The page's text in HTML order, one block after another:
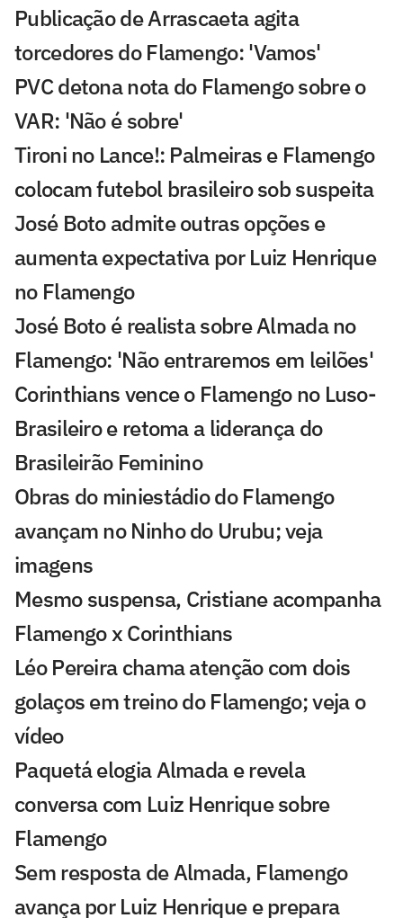
Publicação de Arrascaeta agita
torcedores do Flamengo: 'Vamos'
PVC detona nota do Flamengo sobre o
VAR: 'Não é sobre'
Tironi no Lance!: Palmeiras e Flamengo
colocam futebol brasileiro sob suspeita
José Boto admite outras opções e
aumenta expectativa por Luiz Henrique
no Flamengo
José Boto é realista sobre Almada no
Flamengo: 'Não entraremos em leilões'
Corinthians vence o Flamengo no Luso-
Brasileiro e retoma a liderança do
Brasileirão Feminino
Obras do miniestádio do Flamengo
avançam no Ninho do Urubu; veja
imagens
Mesmo suspensa, Cristiane acompanha
Flamengo x Corinthians
Léo Pereira chama atenção com dois
golaços em treino do Flamengo; veja o
vídeo
Paquetá elogia Almada e revela
conversa com Luiz Henrique sobre
Flamengo
Sem resposta de Almada, Flamengo
avança por Luiz Henrique e prepara